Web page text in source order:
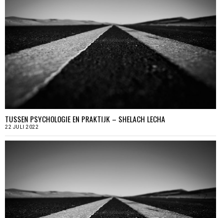
TUSSEN PSYCHOLOGIE EN PRAKTIJK – SHELACH LECHA
22 JULI 2022